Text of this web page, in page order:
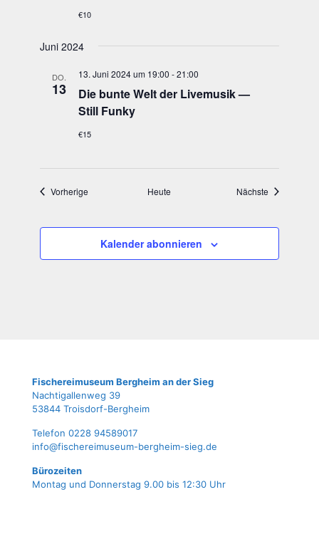
€10
Juni 2024
DO.
13
Die bun­te Welt der Live­mu­sik —
Still Funky
13. Juni 2024 um 19:00 -21:00
€15
Vorherige VeranstaltungenHeute Nächste
Kalender abonnieren
Fische­rei­mu­se­um Berg­heim an der Sieg
Nach­ti­gal­len­weg 39
53844 Troisdorf-Bergheim
Tele­fon 0228 94589017
info@fischereimuseum-bergheim-sieg.de
Büro­zei­ten
Mon­tag und Don­ners­tag 9.00 bis 12:30 Uhr